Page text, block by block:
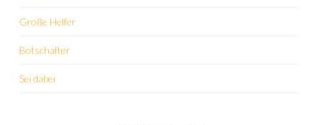
Große Helfer
Botschafter
Sei dabei